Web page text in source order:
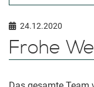
24.12.2020
Frohe